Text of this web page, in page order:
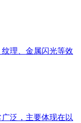
理、金属闪光等效
泛，主要体现在以